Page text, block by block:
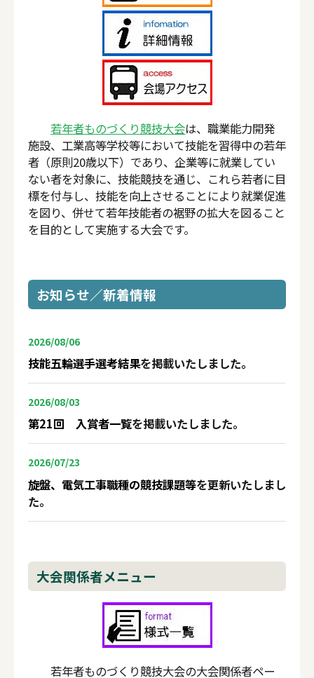
若年者ものづくり競技大会は、職業能力開発
施設、工業高等学校等において技能を習得中の若年
者（原則20歳以下）であり、企業等に就業してい
ない者を対象に、技能競技を通じ、これら若者に目
標を付与し、技能を向上させることにより就業促進
を図り、併せて若年技能者の裾野の拡大を図ること
を目的として実施する大会です。
お知らせ／新着情報
2026/08/06
技能五輪選手選考結果を掲載いたしました。
2026/08/03
第21回 入賞者一覧を掲載いたしました。
2026/07/23
旋盤、電気工事職種の競技課題等を更新いたしまし
た。
ソフトウェアアプリケーション開発職種の競技課題
等を更新いたしました。
第21回 会場アクセス シャトルバス情報
大会関係者メニュー
若年者ものづくり競技大会の大会関係者ペー